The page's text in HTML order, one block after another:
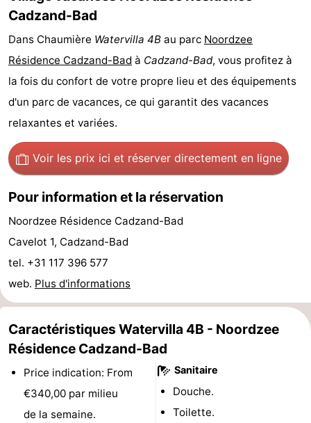
faire
d'intérêt
-
Monuments
-
Moulins
-
de
vue
-
Croisières
-
Terrains
jeux
-
de
jeux
Bowling
-
Parcours
Centres
Cadzand-Bad
Dans Chaumière Watervilla 4B au parc Noordzee
Résidence Cadzand-Bad à Cadzand-Bad, vous profitez à
la fois du confort de votre propre lieu et des équipements
d'un parc de vacances, ce qui garantit des vacances
relaxantes et variées.
Voir les prix ici et réserver directement en ligne
Pour information et la réservation
Noordzee Résidence Cadzand-Bad
Cavelot 1, Cadzand-Bad
tel. +31 117 396 577
web. Plus d'informations
Caractéristiques Watervilla 4B - Noordzee
Résidence Cadzand-Bad
Price indication: From
€340,00 par milieu
de la semaine.
Sanitaire
Douche.
Toilette.